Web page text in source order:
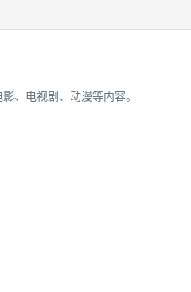
、电视剧、动漫等内容。